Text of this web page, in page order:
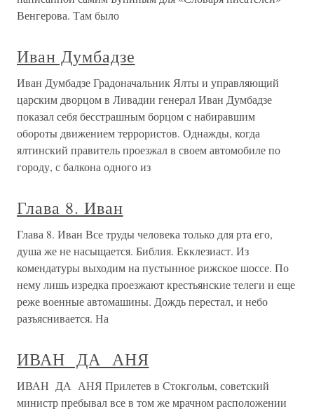
Венгерова. Там было
Иван Думбадзе
Иван Думбадзе Градоначальник Ялты и управляющий
царским дворцом в Ливадии генерал Иван Думбадзе
показал себя бесстрашным борцом с набиравшим
обороты движением террористов. Однажды, когда
ялтинский правитель проезжал в своем автомобиле по
городу, с балкона одного из
Глава 8. Иван
Глава 8. Иван Все труды человека только для рта его,
душа же не насыщается. Библия. Екклезиаст. Из
комендатуры выходим на пустынное рижское шоссе. По
нему лишь изредка проезжают крестьянские телеги и еще
реже военные автомашины. Дождь перестал, и небо
разъяснивается. На
ИВАН ДА АНЯ
ИВАН ДА АНЯ Прилетев в Стокгольм, советский
министр пребывал все в том же мрачном расположении